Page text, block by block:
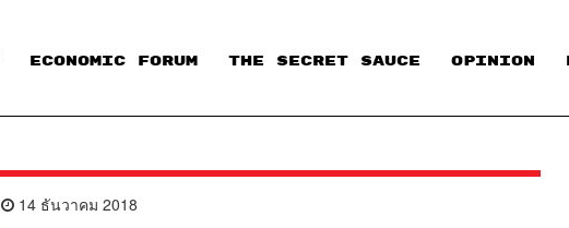
ECONOMIC FORUM THE SECRET SAUCE​ OPINION
14 ธันวาคม 2018